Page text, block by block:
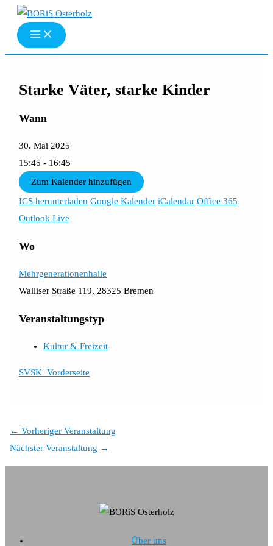
Zum
Inhalt
springen
Starke Väter, starke Kinder
Wann
30. Mai 2025
15:45 - 16:45
Zum Kalender hinzufügen
ICS herunterladen Google Kalender iCalendar Office 365
Outlook Live
Wo
Mehrgenerationenhalle
Walliser Straße 119, 28325 Bremen
Veranstaltungstyp
Kultur & Freizeit
SVSK_Vorderseite
← Vorheriger Veranstaltung
Nächster Veranstaltung →
Über uns